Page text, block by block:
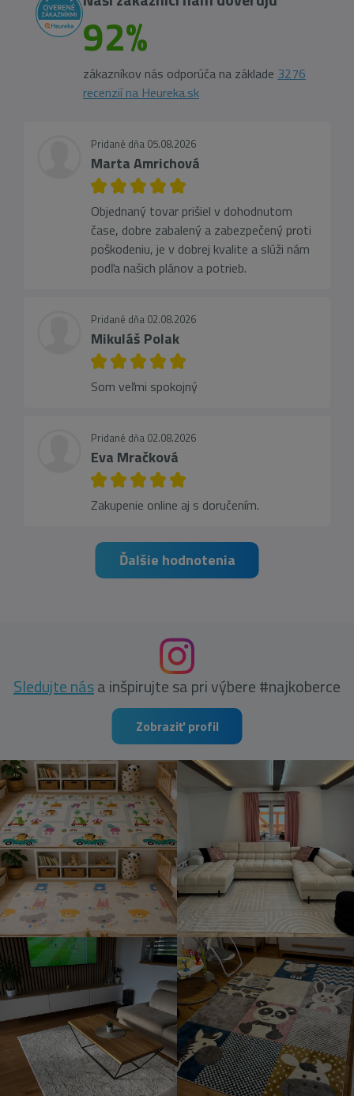
92%
zákazníkov nás odporúča na základe 3276
recenzií na Heureka.sk
Pridané dňa 05.08.2026
Marta Amrichová
Objednaný tovar prišiel v dohodnutom
čase, dobre zabalený a zabezpečený proti
poškodeniu, je v dobrej kvalite a slúži nám
podľa našich plánov a potrieb.
Pridané dňa 02.08.2026
Mikuláš Polak
Som veľmi spokojný
Pridané dňa 02.08.2026
Eva Mračková
Zakupenie online aj s doručením.
Ďalšie hodnotenia
Sledujte nása inšpirujte sa pri výbere #najkoberce
Zobraziť profil